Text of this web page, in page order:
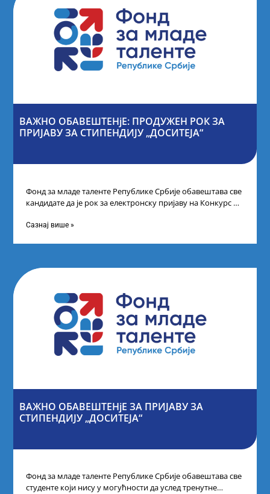
ВАЖНО ОБАВЕШТЕНјЕ: ПРОДУЖЕН РОК ЗА
ПРИЈАВУ ЗА СТИПЕНДИЈУ „ДОСИТЕЈА“
Фонд за младе таленте Републике Србије обавештава све
кандидате да је рок за електронску пријаву на Конкурс за
Сазнај више »
ВАЖНО ОБАВЕШТЕНјЕ ЗА ПРИЈАВУ ЗА
СТИПЕНДИЈУ „ДОСИТЕЈА“
Фонд за младе таленте Републике Србије обавештава све
студенте који нису у могућности да услед тренутне